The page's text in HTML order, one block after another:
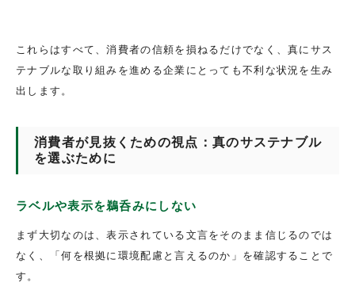
これらはすべて、消費者の信頼を損ねるだけでなく、真にサス
テナブルな取り組みを進める企業にとっても不利な状況を生み
出します。
消費者が見抜くための視点：真のサステナブル
を選ぶために
ラベルや表示を鵜呑みにしない
まず大切なのは、表示されている文言をそのまま信じるのでは
なく、「何を根拠に環境配慮と言えるのか」を確認することで
す。